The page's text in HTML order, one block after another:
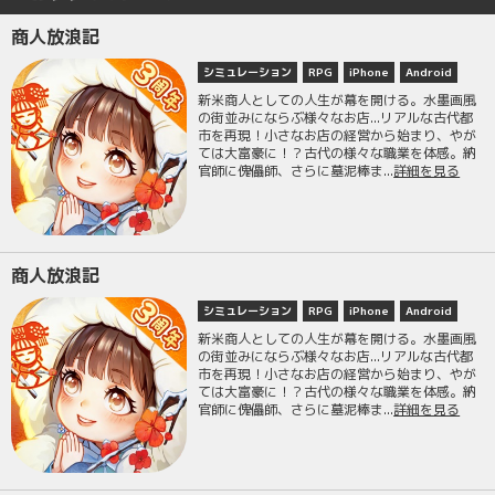
商人放浪記
シミュレーション RPG iPhone Android
新米商人としての人生が幕を開ける。水墨画風
の街並みにならぶ様々なお店...リアルな古代都
市を再現！小さなお店の経営から始まり、やが
ては大富豪に！？古代の様々な職業を体感。納
官師に傀儡師、さらに墓泥棒ま...詳細を見る
商人放浪記
シミュレーション RPG iPhone Android
新米商人としての人生が幕を開ける。水墨画風
の街並みにならぶ様々なお店...リアルな古代都
市を再現！小さなお店の経営から始まり、やが
ては大富豪に！？古代の様々な職業を体感。納
官師に傀儡師、さらに墓泥棒ま...詳細を見る